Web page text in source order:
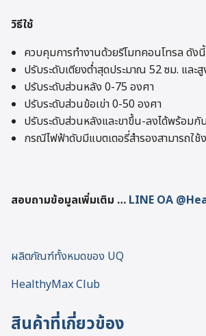
วิธีใช้
ควบคุมการทำงานด้วยรีโมทคอนโทรล ดังนี้
ปรับระดับเตียงต่ำสุดประมาณ 52 ซม. และ
ปรับระดับส่วนหลัง 0-75 องศา
ปรับระดับส่วนข้อเข่า 0-50 องศา
ปรับระดับส่วนหลังและขาขึ้น-ลงได้พร้อมกั
กรณีไฟฟ้าดับมีแบตเตอรี่สำรองสามารถใ
สอบถามข้อมูลเพิ่มเติม … LINE OA
ผลิตภัณฑ์ทั้งหมดของ UQ
HealthyMax Club
สินค้าที่เกี่ยวข้อง